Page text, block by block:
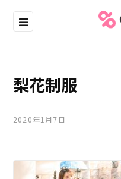
梨花制服
2020年1月7日